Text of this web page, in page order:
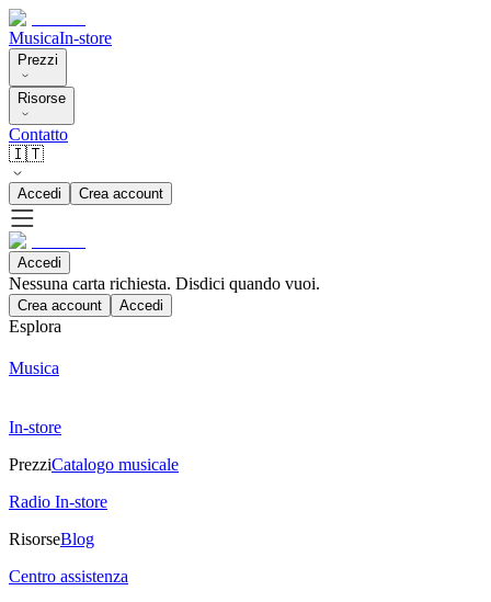
MusicaIn-store
Prezzi
Risorse
Contatto
🇮🇹
Accedi Crea account
Accedi
Nessuna carta richiesta. Disdici quando vuoi.
Crea account Accedi
Esplora
Musica
In-store
PrezziCatalogo musicale
Radio In-store
RisorseBlog
Centro assistenza